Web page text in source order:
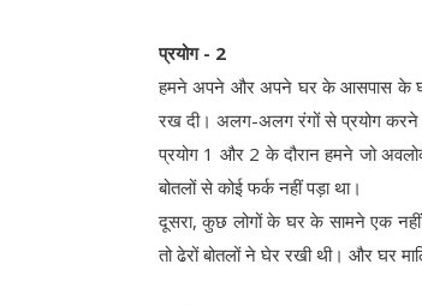
प्रयोग - 2
हमने अपने और अपने घर के आसपास के
रख दी। अलग-अलग रंगों से प्रयोग करने
प्रयोग 1 और 2 के दौरान हमने जो
बोतलों से कोई फर्क नहीं पड़ा था।
दूसरा, कुछ लोगों के घर के सामने एक नहीं
तो ढेरों बोतलों ने घेर रखी थी। और घर